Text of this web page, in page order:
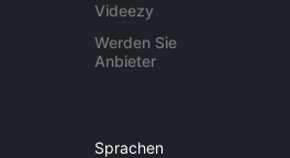
Videezy
Werden Sie
Anbieter
Sprachen